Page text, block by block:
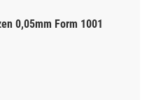
0,05mm Form 1001